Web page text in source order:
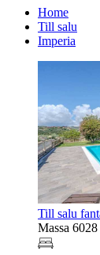
Home
Till salu
Imperia
Till salu
Massa 6028